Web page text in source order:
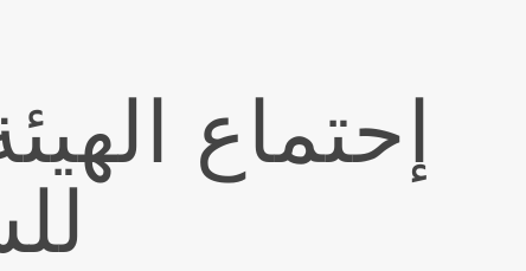
إحتماع